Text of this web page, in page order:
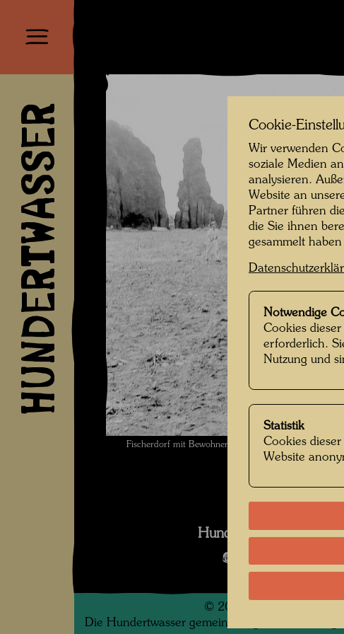
HUNDERTWASSER
Fischerdorf mit Bewohnern , Fotograf: Unbekannt
Hundertwasser in
Bildergalerie
© 2026
Die Hundertwasser gemeinnützige Privatstiftung
Cookie-
Wir verwenden
soziale Medien
analysieren.
Website an
Partner führen
die Sie ihnen
gesammelt haben
Notwendige
Cookies
erforderlich.
Nutzung und
Statistik
Cookies
Website